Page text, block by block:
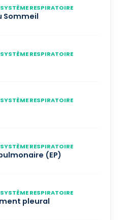
RESPIRATOIRE
Sommeil
RESPIRATOIRE
RESPIRATOIRE
RESPIRATOIRE
(EP)
RESPIRATOIRE
pleural